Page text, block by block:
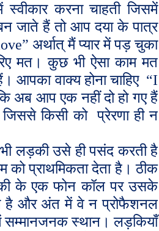
करना चाहती जिसमें
जाते हैं तो आप दया के पात्र
” अर्थात् मैं प्यार में पड़ चुका
मत। कुछ भी ऐसा काम मत
वाक्य होना चाहिए “I
अब आप एक नहीं दो हो गए हैं
किसी को
प्रेरणा ही न
लड़की उसे ही पसंद करती है
प्राथमिकता देता है। ठीक
के एक फोन कॉल पर उसके
है और अंत में वे न प्रोफैशनल
सम्मानजनक स्थान। लड़कियाँ